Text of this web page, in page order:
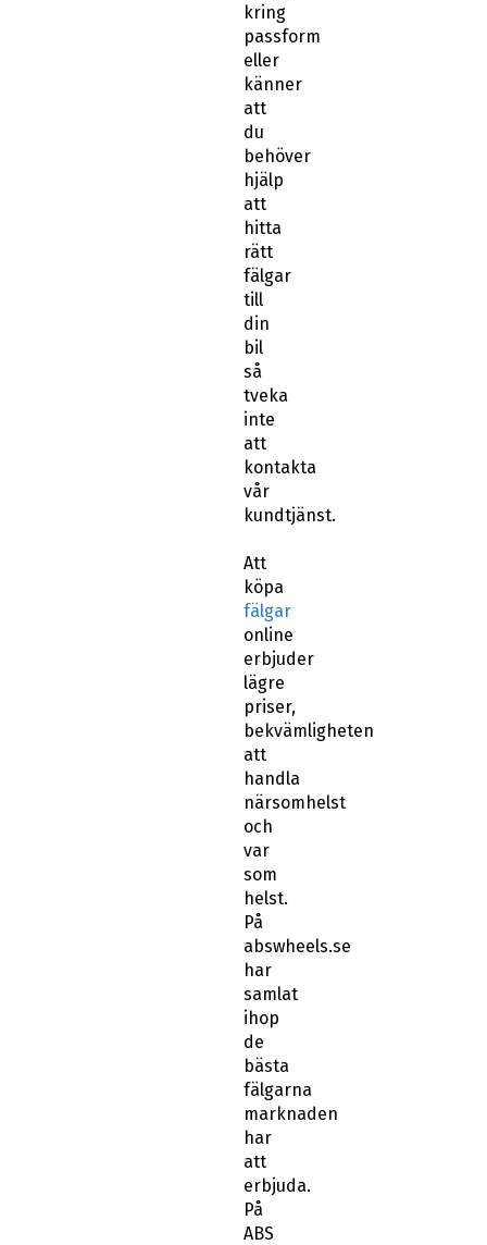
kring
passform
eller
känner
att
du
behöver
hjälp
att
hitta
rätt
fälgar
till
din
bil
så
tveka
inte
att
kontakta
vår
kundtjänst.
Att
köpa
fälgar
online
erbjuder
lägre
priser,
bekvämligheten
att
handla
närsomhelst
och
var
som
helst.
På
abswheels.se
har
samlat
ihop
de
bästa
fälgarna
marknaden
har
att
erbjuda.
På
ABS